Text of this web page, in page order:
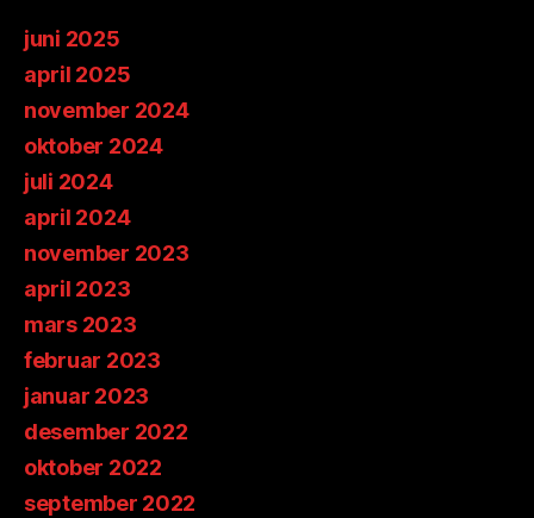
juni 2025
april 2025
november 2024
oktober 2024
juli 2024
april 2024
november 2023
april 2023
mars 2023
februar 2023
januar 2023
desember 2022
oktober 2022
september 2022